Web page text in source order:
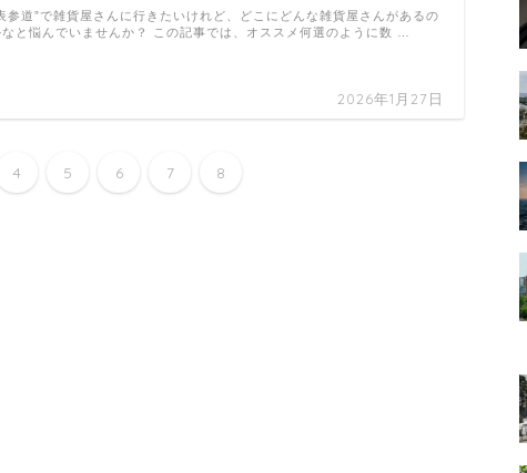
2026年1月27日
参道”で雑貨屋さんに行きたいけれど、どこにどんな雑貨屋さんがあるの
なと悩んでいませんか？ この記事では、オススメ何選のように数 …
4 5 6 7 8